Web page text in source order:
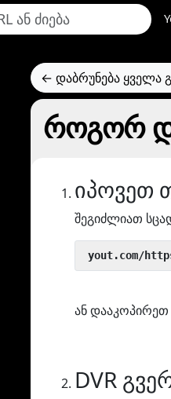
← დაბრუნება ყველა
როგორ
იპოვეთ
შეგიძლიათ
yout.com/
ან დააკოპირეთ
DVR